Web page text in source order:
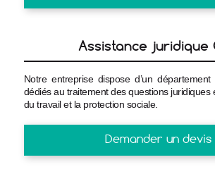
Assistance juridique
Notre entreprise dispose d’un
dédiés au traitement des questions juridiques
du travail et la protection sociale.
Demander un devis